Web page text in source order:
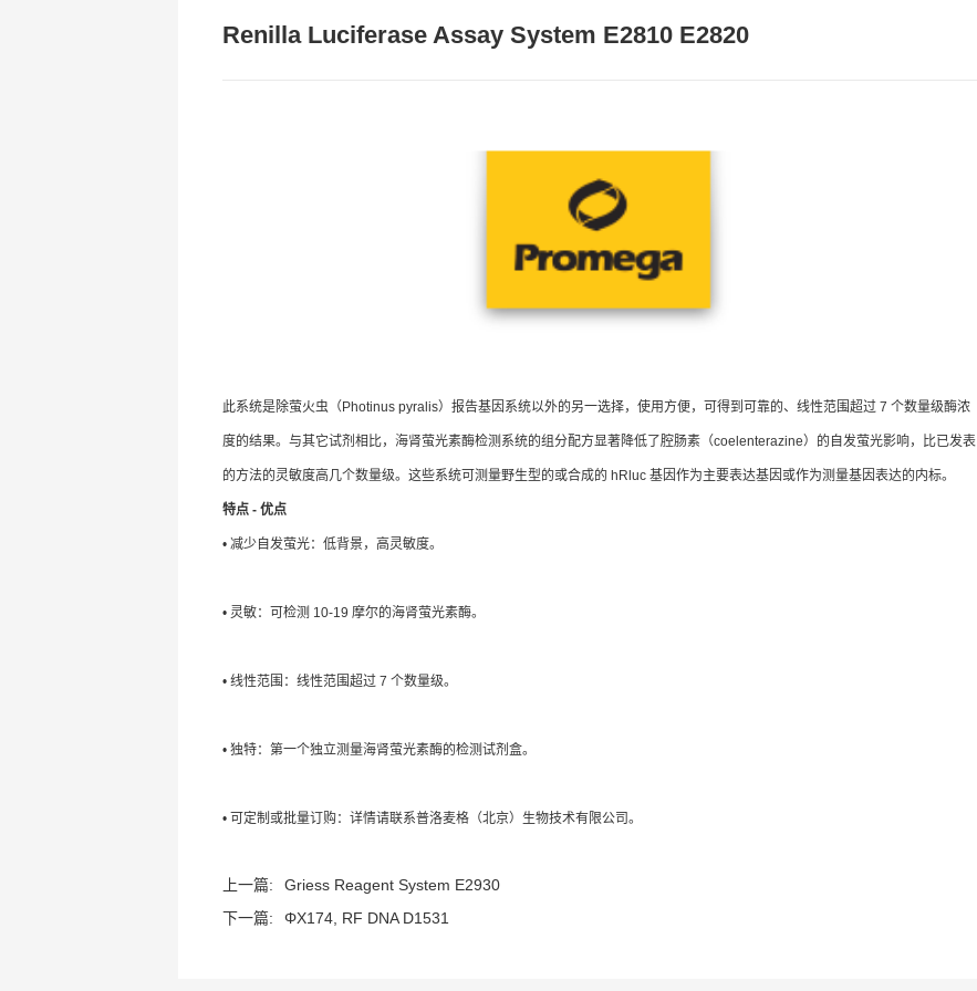
Renilla Luciferase Assay System E2810 E2820
此系统是除萤火虫（Photinus pyralis）报告基因系统以外的另一选择，使用方便，可得到可靠的、线性范围超过 7 个数量级酶浓
度的结果。与其它试剂相比，海肾萤光素酶检测系统的组分配方显著降低了腔肠素（coelenterazine）的自发萤光影响，比已发表
的方法的灵敏度高几个数量级。这些系统可测量野生型的或合成的 hRluc 基因作为主要表达基因或作为测量基因表达的内标。
特点 - 优点
• 减少自发萤光：低背景，高灵敏度。
• 灵敏：可检测 10-19 摩尔的海肾萤光素酶。
• 线性范围：线性范围超过 7 个数量级。
• 独特：第一个独立测量海肾萤光素酶的检测试剂盒。
• 可定制或批量订购：详情请联系普洛麦格（北京）生物技术有限公司。
上一篇:
Griess Reagent System E2930
下一篇:
ΦX174, RF DNA D1531